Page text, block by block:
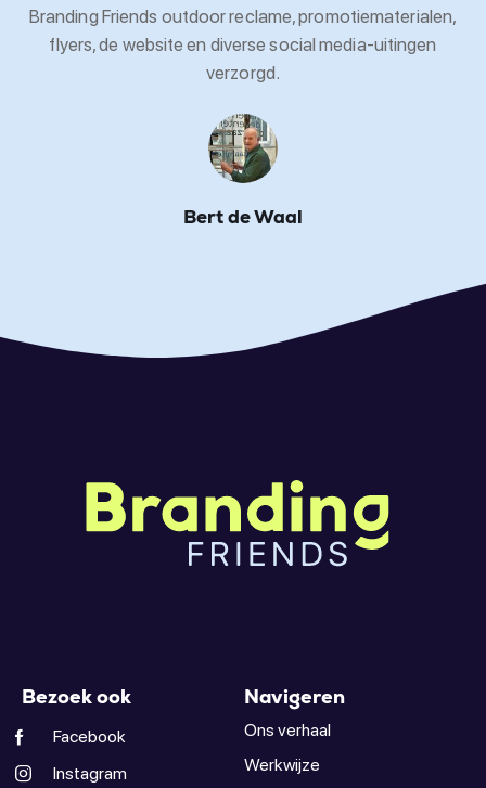
Branding Friends outdoor reclame, promotiematerialen,
flyers, de website en diverse social media-uitingen
verzorgd.
Bert de Waal
Bezoek ook
Facebook
Instagram
Navigeren
Ons verhaal
Werkwijze